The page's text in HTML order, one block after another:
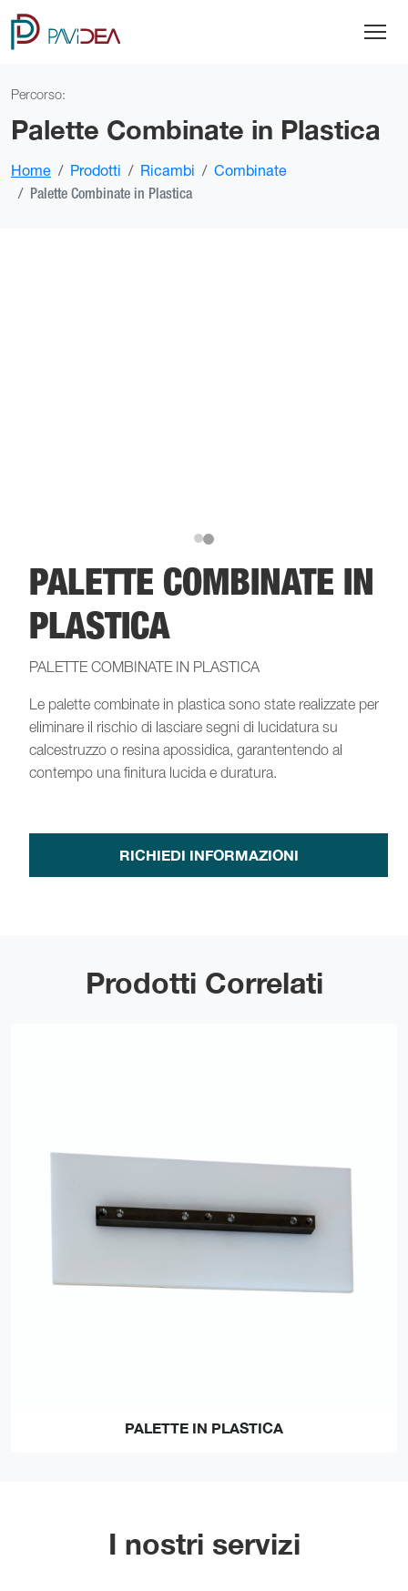
Percorso:
Palette Combinate in Plastica
Home Prodotti Ricambi Combinate
Palette Combinate in Plastica
PALETTE COMBINATE IN
PLASTICA
PALETTE COMBINATE IN PLASTICA
Le palette combinate in plastica sono state realizzate per
eliminare il rischio di lasciare segni di lucidatura su
calcestruzzo o resina apossidica, garantentendo al
contempo una finitura lucida e duratura.
RICHIEDI INFORMAZIONI
Prodotti Correlati
PALETTE IN PLASTICA
I nostri servizi